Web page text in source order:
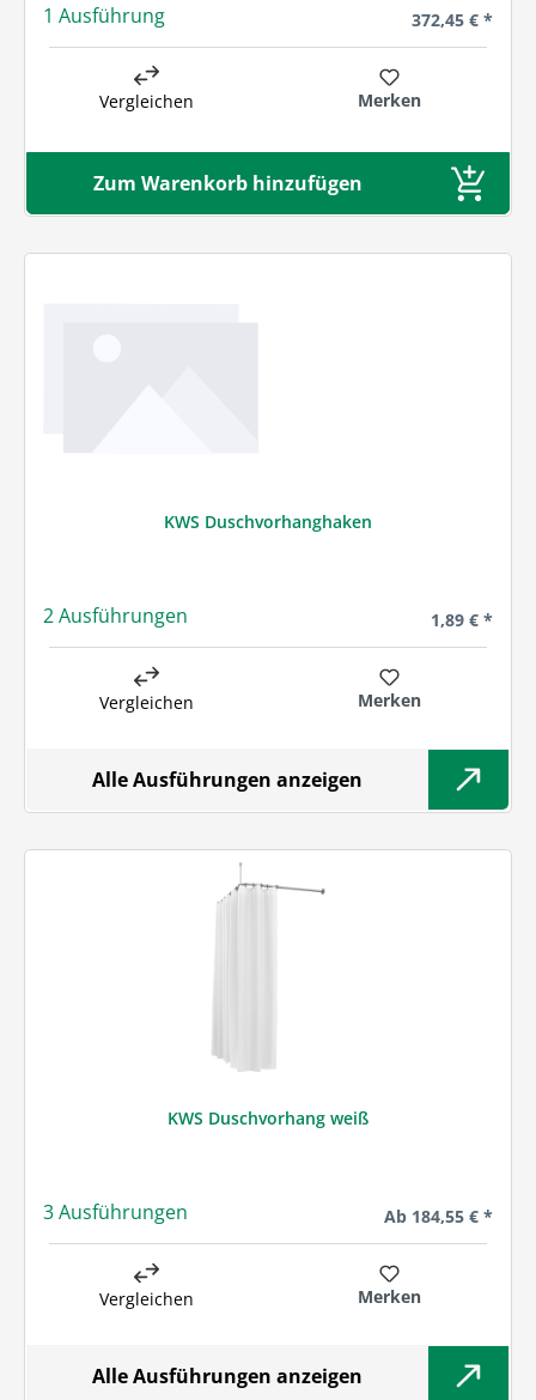
1 Ausführung Regulärer
372,45 € *
Vergleichen Merken
Zum Warenkorb hinzufügen
KWS Duschvorhanghaken
2 Ausführungen Regulärer
1,89 € *
Vergleichen Merken
Alle Ausführungen anzeigen
KWS Duschvorhang weiß
3 Ausführungen Regulärer Preis:
Ab 184,55 € *
Vergleichen Merken
Alle Ausführungen anzeigen